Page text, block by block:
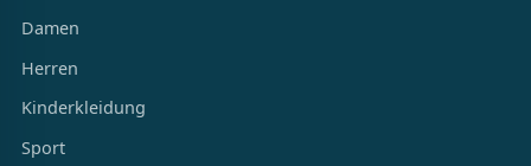
Damen
Herren
Kinderkleidung
Sport